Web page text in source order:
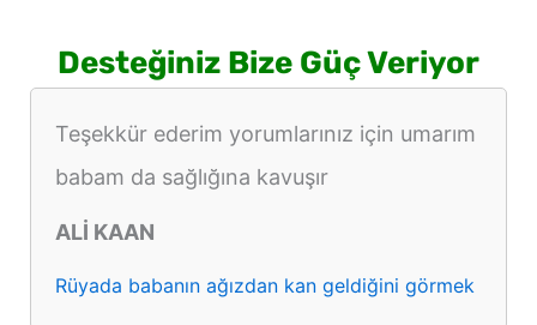
Desteğiniz Bize Güç Veriyor
Teşekkür ederim yorumlarınız için umarım
babam da sağlığına kavuşır
ALİ KAAN
Rüyada babanın ağızdan kan geldiğini görmek